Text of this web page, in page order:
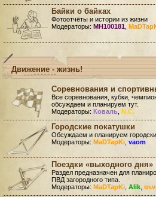
Байки о байках
Фотоотчёты и истории из жизни
Модераторы: MH100181
Движение - жизнь!
Соревнования и
Все соревнования, кубки,
обсуждаем и планируем тут.
Модераторы: Коваль N.C.
Городские покатушки
Обсуждаем и планируем
Модераторы: MaDTapKi vaom
Поездки «выходного дня»
Раздел предназначен для
ПВД загородного типа.
Модераторы: MaDTapKi Alik osv